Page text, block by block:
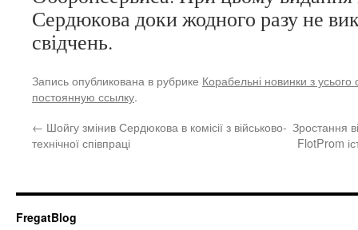
Сердюкова доки жодного разу не
свідчень.
Запись опубликована в рубрике Корабельні новинки з усього
постоянную ссылку.
← Шойгу змінив Сердюкова в комісії з військово-
технічної співпраці
Зростання
FlotProm
FregatBlog